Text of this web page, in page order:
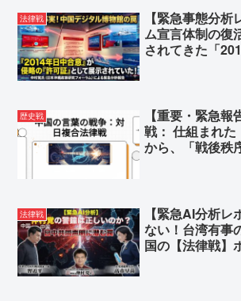
法律戦
【緊急事態分
ム宣言体制の復
されてきた「
歴史戦
【重要・緊急
戦： 仕組まれた
から、「戦後秩
法律戦
【緊急AI分析
ない！台湾有事
国の【法律戦】